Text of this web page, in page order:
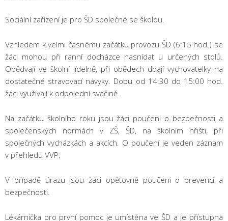
Sociální zařízení je pro ŠD společné se školou.
Vzhledem k velmi časnému začátku provozu ŠD (6:15 hod.) se
žáci mohou při ranní docházce nasnídat u určených stolů.
Obědvají ve školní jídelně, při obědech dbají vychovatelky na
dostatečné stravovací návyky. Dobu od 14:30 do 15:00 hod.
žáci využívají k odpolední svačině.
Na začátku školního roku jsou žáci poučeni o bezpečnosti a
společenských normách v ZŠ, ŠD, na školním hřišti, při
společných vycházkách a akcích. O poučení je veden záznam
v přehledu VVP.
V případě úrazu jsou žáci opětovně poučeni o prevenci a
bezpečnosti.
Lékárnička pro první pomoc je umístěna ve ŠD a je přístupna